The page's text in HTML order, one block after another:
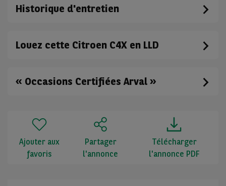
Historique d'entretien
Louez cette Citroen C4X en LLD
« Occasions Certifiées Arval »
Ajouter aux
favoris
Partager
l'annonce
Télécharger
l'annonce PDF